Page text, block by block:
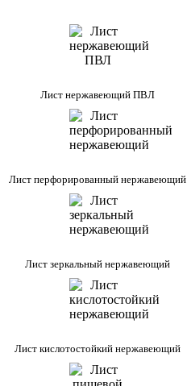
Лист нержавеющий ПВЛ
Лист перфорированный нержавеющий
Лист зеркальный нержавеющий
Лист кислотостойкий нержавеющий